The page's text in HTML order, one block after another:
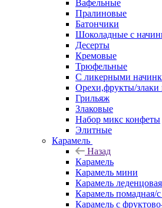
Вафельные
Пралиновые
Батончики
Шоколадные с
Десерты
Кремовые
Трюфельные
С ликерными
Орехи,фрукты/злаки
Грильяж
Злаковые
Набор микс конфеты
Элитные
Карамель
Назад
Карамель
Карамель мини
Карамель леденцовая
Карамель помадная/
Карамель с